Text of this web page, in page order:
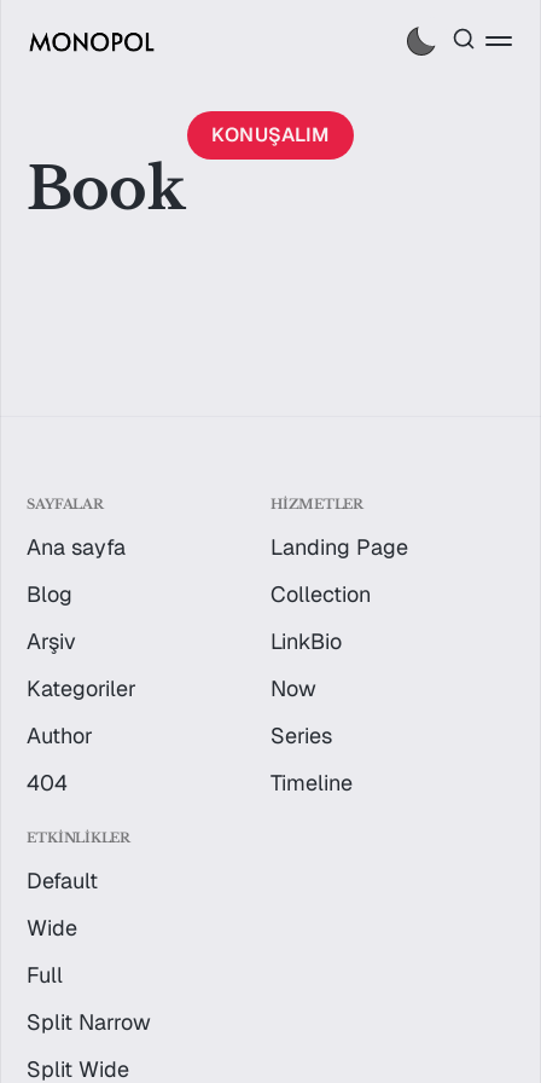
KONUŞALIM
Book
SAYFALAR
Ana sayfa
Blog
Arşiv
Kategoriler
Author
404
HIZMETLER
Landing Page
Collection
LinkBio
Now
Series
Timeline
ETKINLIKLER
Default
Wide
Full
Split Narrow
Split Wide